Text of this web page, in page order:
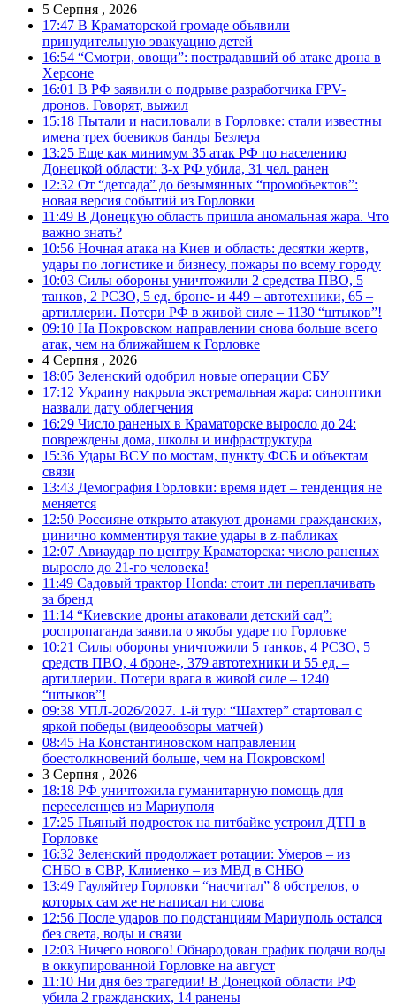
5 Серпня , 2026
17:47 В Краматорской громаде объявили
принудительную эвакуацию детей
16:54 “Смотри, овощи”: пострадавший об атаке дрона в
Херсоне
16:01 В РФ заявили о подрыве разработчика FPV-
дронов. Говорят, выжил
15:18 Пытали и насиловали в Горловке: стали известны
имена трех боевиков банды Безлера
13:25 Еще как минимум 35 атак РФ по населению
Донецкой области: 3-х РФ убила, 31 чел. ранен
12:32 От “детсада” до безымянных “промобъектов”:
новая версия событий из Горловки
11:49 В Донецкую область пришла аномальная жара. Что
важно знать?
10:56 Ночная атака на Киев и область: десятки жертв,
удары по логистике и бизнесу, пожары по всему городу
10:03 Силы обороны уничтожили 2 средства ПВО, 5
танков, 2 РСЗО, 5 ед. броне- и 449 – автотехники, 65 –
артиллерии. Потери РФ в живой силе – 1130 “штыков”!
09:10 На Покровском направлении снова больше всего
атак, чем на ближайшем к Горловке
4 Серпня , 2026
18:05 Зеленский одобрил новые операции СБУ
17:12 Украину накрыла экстремальная жара: синоптики
назвали дату облегчения
16:29 Число раненых в Краматорске выросло до 24:
повреждены дома, школы и инфраструктура
15:36 Удары ВСУ по мостам, пункту ФСБ и объектам
связи
13:43 Демография Горловки: время идет – тенденция не
меняется
12:50 Россияне открыто атакуют дронами гражданских,
цинично комментируя такие удары в z-пабликах
12:07 Авиаудар по центру Краматорска: число раненых
выросло до 21-го человека!
11:49 Садовый трактор Honda: стоит ли переплачивать
за бренд
11:14 “Киевские дроны атаковали детский сад”:
роспропаганда заявила о якобы ударе по Горловке
10:21 Силы обороны уничтожили 5 танков, 4 РСЗО, 5
средств ПВО, 4 броне-, 379 автотехники и 55 ед. –
артиллерии. Потери врага в живой силе – 1240
“штыков”!
09:38 УПЛ-2026/2027. 1-й тур: “Шахтер” стартовал с
яркой победы (видеообзоры матчей)
08:45 На Константиновском направлении
боестолкновений больше, чем на Покровском!
3 Серпня , 2026
18:18 РФ уничтожила гуманитарную помощь для
переселенцев из Мариуполя
17:25 Пьяный подросток на питбайке устроил ДТП в
Горловке
16:32 Зеленский продолжает ротации: Умеров – из
СНБО в СВР, Клименко – из МВД в СНБО
13:49 Гауляйтер Горловки “насчитал” 8 обстрелов, о
которых сам же не написал ни слова
12:56 После ударов по подстанциям Мариуполь остался
без света, воды и связи
12:03 Ничего нового! Обнародован график подачи воды
в оккупированной Горловке на август
11:10 Ни дня без трагедии! В Донецкой области РФ
убила 2 гражданских, 14 ранены